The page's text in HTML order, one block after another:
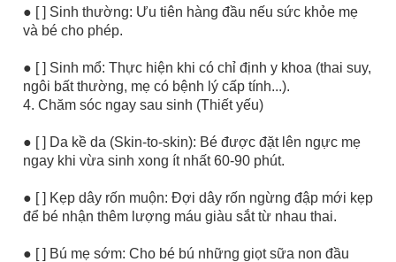
● [ ] Sinh thường: Ưu tiên hàng đầu nếu sức khỏe mẹ
và bé cho phép.
● [ ] Sinh mổ: Thực hiện khi có chỉ định y khoa (thai suy,
ngôi bất thường, mẹ có bệnh lý cấp tính...).
4. Chăm sóc ngay sau sinh (Thiết yếu)
● [ ] Da kề da (Skin-to-skin): Bé được đặt lên ngực mẹ
ngay khi vừa sinh xong ít nhất 60-90 phút.
● [ ] Kẹp dây rốn muộn: Đợi dây rốn ngừng đập mới kẹp
để bé nhận thêm lượng máu giàu sắt từ nhau thai.
● [ ] Bú mẹ sớm: Cho bé bú những giọt sữa non đầu